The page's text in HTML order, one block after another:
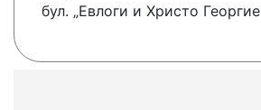
бул. „Евлоги и Христо